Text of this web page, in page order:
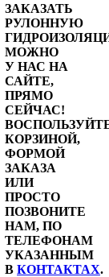
ЗАКАЗАТЬ
РУЛОННУЮ
МОЖНО
У НАС НА
САЙТЕ,
ПРЯМО
СЕЙЧАС!
КОРЗИНОЙ,
ФОРМОЙ
ЗАКАЗА
ИЛИ
ПРОСТО
ПОЗВОНИТЕ
НАМ, ПО
ТЕЛЕФОНАМ
УКАЗАННЫМ
В КОНТАКТАХ.